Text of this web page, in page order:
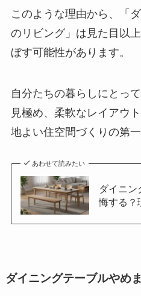
このような理由から、「
のリビング」は見た目以
ぼす可能性があります。
自分たちの暮らしにとっ
見極め、柔軟なレイアウ
地よい住空間づくりの第
あわせて読みたい
ダイニン
悔する？
ダイニングテーブルやめ